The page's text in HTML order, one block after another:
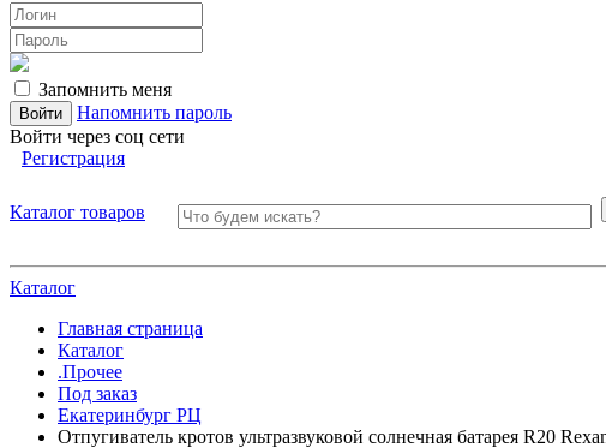
Запомнить меня
Напомнить пароль
Войти через соц сети
Регистрация
Каталог товаров
Каталог
Главная страница
Каталог
.Прочее
Под заказ
Екатеринбург РЦ
Отпугиватель кротов ультразвуковой солнечная батарея R20